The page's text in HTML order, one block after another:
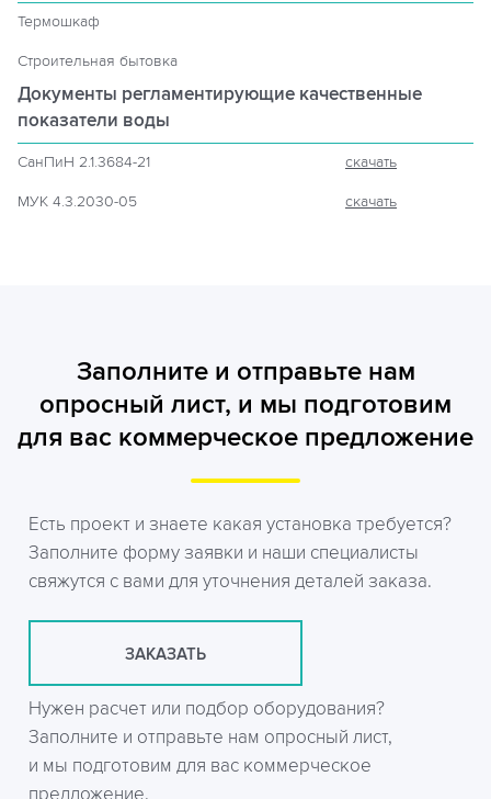
Термошкаф
Строительная бытовка
Документы регламентирующие качественные
показатели воды
СанПиН 2.1.3684-21 скачать
МУК 4.3.2030-05 скачать
Заполните и отправьте нам
опросный лист, и мы подготовим
для вас коммерческое предложение
Есть проект и знаете какая установка требуется?
Заполните форму заявки и наши специалисты
свяжутся с вами для уточнения деталей заказа.
ЗАКАЗАТЬ
Нужен расчет или подбор оборудования?
Заполните и отправьте нам опросный лист,
и мы подготовим для вас коммерческое
предложение.